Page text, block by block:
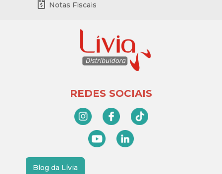
Notas Fiscais
REDES SOCIAIS
Blog da Lívia